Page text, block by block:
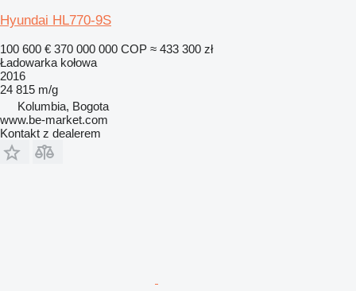
Hyundai HL770-9S
100 600 € 370 000 000 COP ≈ 433 300 zł
Ładowarka kołowa
2016
24 815 m/g
Kolumbia, Bogota
www.be-market.com
Kontakt z dealerem